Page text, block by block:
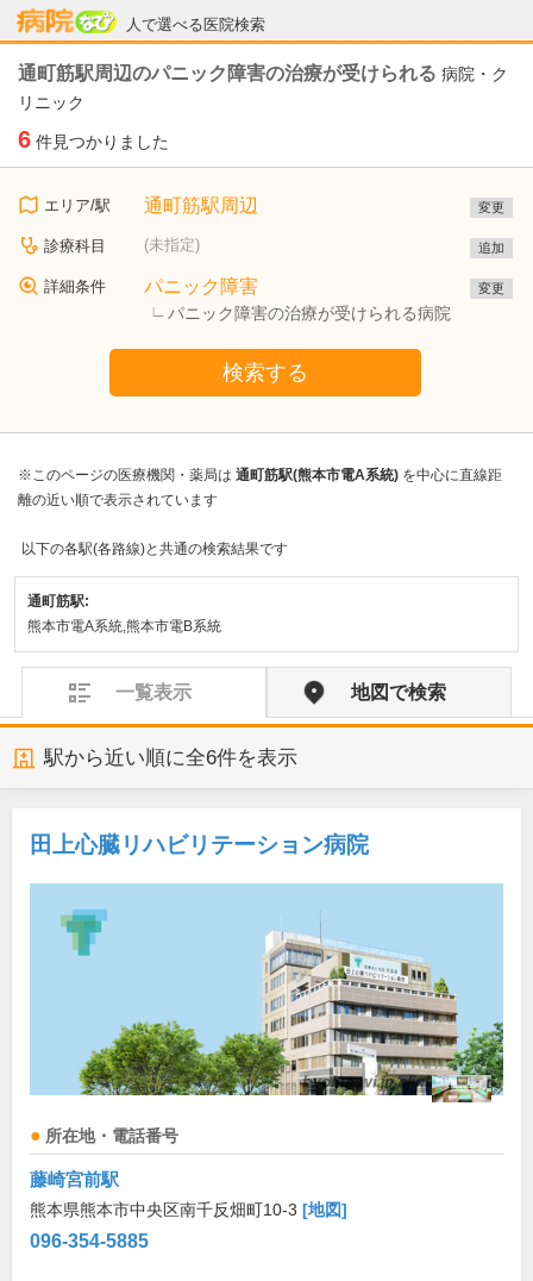
人で選べる医院検索
病院なび
通町筋駅周辺のパニック障害の治療が受けられる 病院・ク
リニック
6 件見つかりました
エリア/駅 通町筋駅周辺 変更
診療科目 (未指定) 追加
詳細条件 パニック障害
パニック障害の治療が受けられる病院
変更
検索する
※このページの医療機関・薬局は 通町筋駅(熊本市電A系統) を中心に直線距
離の近い順で表示されています
以下の各駅(各路線)と共通の検索結果です
通町筋駅:
熊本市電A系統,熊本市電B系統
一覧表示 地図で検索
駅から近い順に全6件を表示
田上心臓リハビリテーション病院
所在地・電話番号
藤崎宮前駅
熊本県熊本市中央区南千反畑町10-3 [地図]
096-354-5885